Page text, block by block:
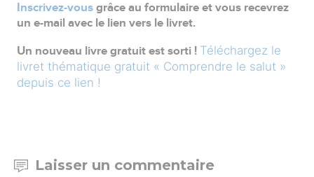
Inscrivez-vous grâce au formulaire et vous recevrez
un e-mail avec le lien vers le livret.
Un nouveau livre gratuit est sorti ! Téléchargez le
livret thématique gratuit « Comprendre le salut »
depuis ce lien !
Laisser un commentaire